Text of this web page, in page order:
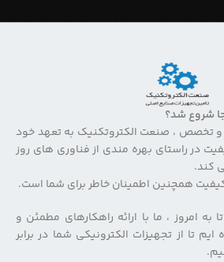
شروع شد؟
و تخصص ، صنعت الکتروتکنیک به تعهد خود
در راستای بهره مندی از فناوری های روز
کند.
همچنین اطمینان خاطر برای شما است.
تأسیس (۱۳۸۳) تا به امروز ، ما با ارائه راهکارهای مطمئن و
ایم تا از تجهیزات الکترونیکی شما در برابر